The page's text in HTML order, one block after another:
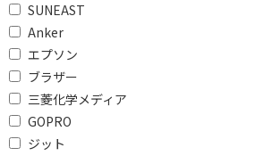
SUNEAST
Anker
エプソン
ブラザー
三菱化学メディア
GOPRO
ジット
枚数で絞り込む